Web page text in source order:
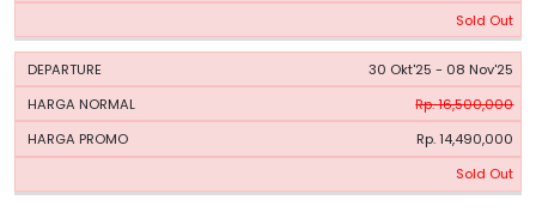
Sold Out
30 Okt'25 - 08 Nov'25
Rp. 16,500,000
Rp. 14,490,000
Sold Out